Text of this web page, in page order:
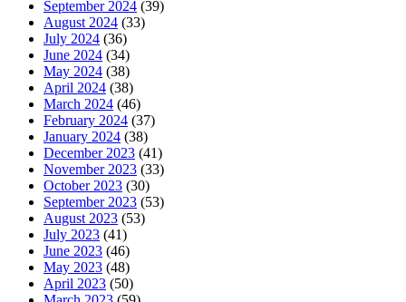
September 2024 (39)
August 2024 (33)
July 2024 (36)
June 2024 (34)
May 2024 (38)
April 2024 (38)
March 2024 (46)
February 2024 (37)
January 2024 (38)
December 2023 (41)
November 2023 (33)
October 2023 (30)
September 2023 (53)
August 2023 (53)
July 2023 (41)
June 2023 (46)
May 2023 (48)
April 2023 (50)